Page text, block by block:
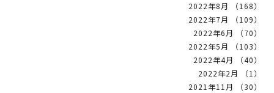
2022年8月 （168）
2022年7月 （109）
2022年6月 （70）
2022年5月 （103）
2022年4月 （40）
2022年2月 （1）
2021年11月 （30）